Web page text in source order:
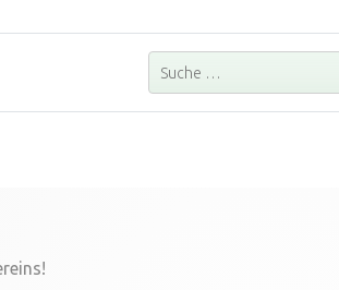
Suchen